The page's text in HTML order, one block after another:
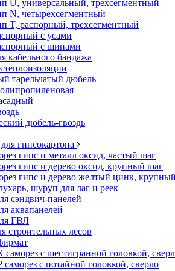
U, универсальный, трехсегментный
N, четырехсегментный
T, распорный, трехсегментный
с усами
с шипами
кабельного бандажа
теплоизоляции
тарельчатый дюбель
дюбель-гвоздь
гипсокартона
гипс и металл оксид, частый шаг
гипс и дерево оксид, крупный шаг
гипс и дерево желтый цинк,
шуруп для лаг и реек
сэндвич-панелей
аквапанелей
ГВЛ
строительных лесов
с шестигранной головкой,
с потайной головкой, сверло